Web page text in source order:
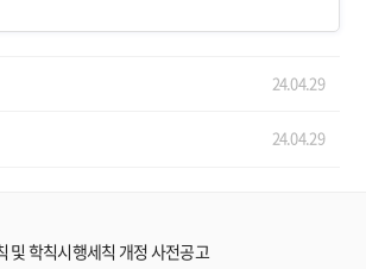
24.04.29
24.04.29
및 학칙시행세칙 개정 사전공고